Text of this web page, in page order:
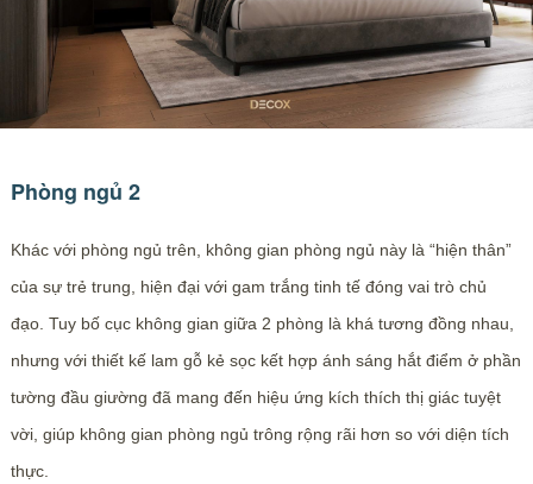
Phòng ngủ 2
Khác với phòng ngủ trên, không gian phòng ngủ này là “hiện thân”
của sự trẻ trung, hiện đại với gam trắng tinh tế đóng vai trò chủ
đạo. Tuy bố cục không gian giữa 2 phòng là khá tương đồng nhau,
nhưng với thiết kế lam gỗ kẻ sọc kết hợp ánh sáng hắt điểm ở phần
tường đầu giường đã mang đến hiệu ứng kích thích thị giác tuyệt
vời, giúp không gian phòng ngủ trông rộng rãi hơn so với diện tích
thực.